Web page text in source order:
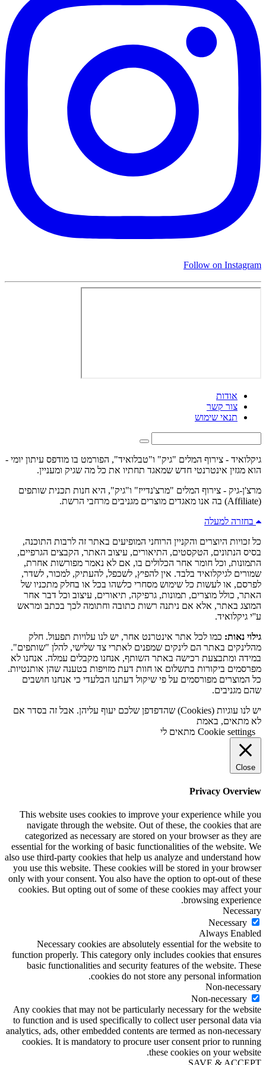
Follow on Instagram
אודות
צור קשר
תנאי שימוש
גיקלואיד - צירוף המלים "גיק" ו"טבלואיד", הפורמט בו מודפס עיתון יומי -
הוא מגזין אינטרנטי חדש שמאגד תחתיו את כל מה שגיק ומעניין.
מרצ'ן-גיק - צירוף המלים "מרצ'נדייז" ו"גיק", היא חנות תכנית שותפים
(Affiliate) בה אנו מאגדים מוצרים מגניבים מרחבי הרשת.
בחזרה למעלה
כל זכויות היוצרים והקניין הרוחני המופיעים באתר זה לרבות התוכנה,
בסיס הנתונים, הטקסטים, התיאורים, עיצוב האתר, הקבצים הגרפיים,
התמונות, וכל חומר אחר הכלולים בו, אם לא נאמר מפורשות אחרת,
שמורים לגיקלואיד בלבד. אין להפיץ, לשכפל, להעתיק, למכור, לשדר,
לפרסם, או לעשות כל שימוש מסחרי כלשהו בכל או בחלק מתכניו של
האתר, כולל מוצרים, תמונות, גרפיקה, תיאורים, עיצוב וכל דבר אחר
המוצג באתר, אלא אם ניתנה רשות כתובה וחתומה לכך בכתב ומראש
ע''י גיקלואיד.
גילוי נאות: כמו לכל אתר אינטרנט אחר, יש לנו עלויות תפעול. חלק
מהלינקים באתר הם לינקים שמפנים לאתרי צד שלישי, להלן "שותפים".
במידה ומתבצעת רכישה באתר השותף, אנחנו מקבלים עמלה. אנחנו לא
מפרסמים ביקורות בתשלום או חוות דעת מזויפות בטענה שהן אותנטיות.
כל המוצרים מפורסמים על פי שיקול דעתנו הבלעדי כי אנחנו חושבים
שהם מגניבים.
יש לנו עוגיות (Cookies) שהדפדפן שלכם יעוף עליהן. אבל זה בסדר אם
לא מתאים, באמת
Cookie settings מתאים לי
Close
Privacy Overview
This website uses cookies to improve your experience while you
navigate through the website. Out of these, the cookies that are
categorized as necessary are stored on your browser as they are
essential for the working of basic functionalities of the website. We
also use third-party cookies that help us analyze and understand how
you use this website. These cookies will be stored in your browser
only with your consent. You also have the option to opt-out of these
cookies. But opting out of some of these cookies may affect your
browsing experience.
Necessary
Necessary
Always Enabled
Necessary cookies are absolutely essential for the website to
function properly. This category only includes cookies that ensures
basic functionalities and security features of the website. These
cookies do not store any personal information.
Non-necessary
Non-necessary
Any cookies that may not be particularly necessary for the website
to function and is used specifically to collect user personal data via
analytics, ads, other embedded contents are termed as non-necessary
cookies. It is mandatory to procure user consent prior to running
these cookies on your website.
SAVE & ACCEPT